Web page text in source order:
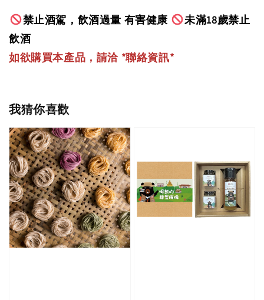
禁止酒駕，飲酒過量 有害健康
未滿18歲禁止
飲酒
如欲購買本產品，請洽 *聯絡資訊*
我猜你喜歡